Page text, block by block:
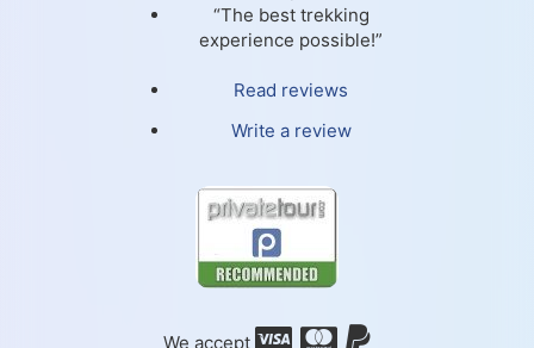
“The best trekking
experience possible!”
Read reviews
Write a review
We accept